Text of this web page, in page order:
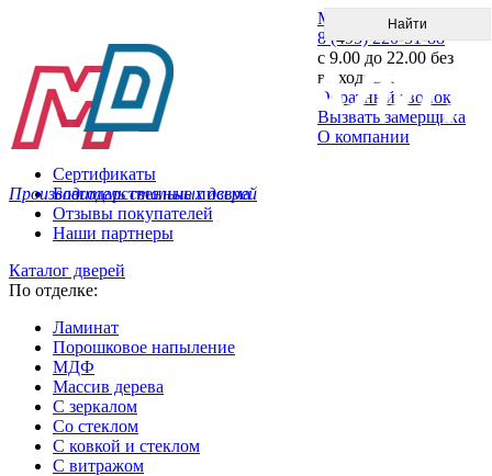
Производитель стальных дверей
Меню
8 (495) 220-51-88
с 9.00 до 22.00 без
выходных
Обратный звонок
Вызвать замерщика
О компании
Сертификаты
Благодарственные письма
Отзывы покупателей
Наши партнеры
Каталог дверей
По отделке:
Ламинат
Порошковое напыление
МДФ
Массив дерева
С зеркалом
Со стеклом
С ковкой и стеклом
С витражом